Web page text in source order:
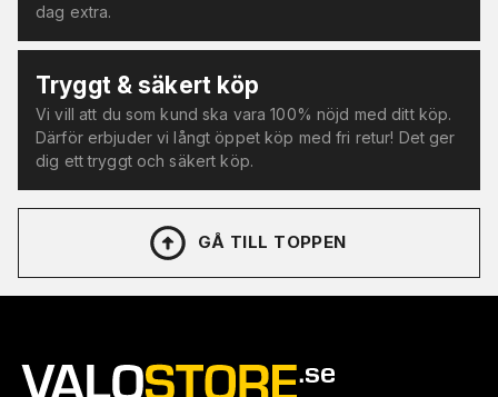
dag extra.
Tryggt & säkert köp
Vi vill att du som kund ska vara 100% nöjd med ditt köp.
Därför erbjuder vi långt öppet köp med fri retur! Det ger
dig ett tryggt och säkert köp.
GÅ TILL TOPPEN